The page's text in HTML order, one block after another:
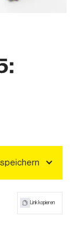
speichern
Link kopieren